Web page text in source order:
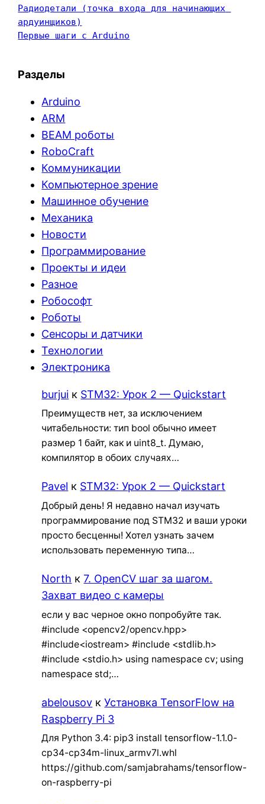
Радиодетали (точка входа для начинающих
ардуинщиков)
Первые шаги с Arduino
Разделы
Arduino
ARM
BEAM роботы
RoboCraft
Коммуникации
Компьютерное зрение
Машинное обучение
Механика
Новости
Программирование
Проекты и идеи
Разное
Робософт
Роботы
Сенсоры и датчики
Технологии
Электроника
burjui к STM32: Урок 2 — Quickstart
Преимуществ нет, за исключением
читабельности: тип bool обычно имеет
размер 1 байт, как и uint8_t. Думаю,
компилятор в обоих случаях…
Pavel к STM32: Урок 2 — Quickstart
Добрый день! Я недавно начал изучать
программирование под STM32 и ваши уроки
просто бесценны! Хотел узнать зачем
использовать переменную типа…
North к7. OpenCV шаг за шагом.
Захват видео с камеры
если у вас черное окно попробуйте так.
#include <opencv2/opencv.hpp>
#include<iostream> #include <stdlib.h>
#include <stdio.h> using namespace cv; using
namespace std;…
abelousov кУстановка TensorFlow на
Raspberry Pi 3
Для Python 3.4: pip3 install tensorflow-1.1.0-
cp34-cp34m-linux_armv7l.whl
https://github.com/samjabrahams/tensorflow-
on-raspberry-pi